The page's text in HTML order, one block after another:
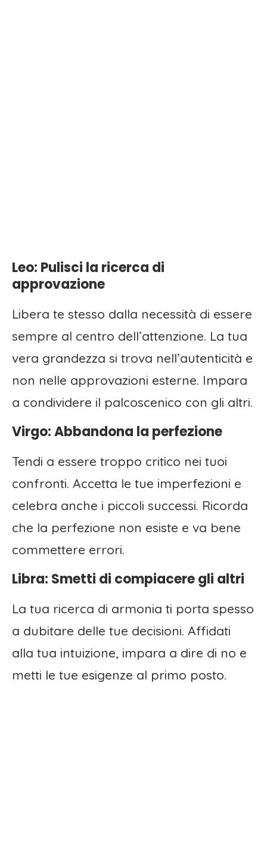
Leo: Pulisci la ricerca di
approvazione
Libera te stesso dalla necessità di essere
sempre al centro dell’attenzione. La tua
vera grandezza si trova nell’autenticità e
non nelle approvazioni esterne. Impara
a condividere il palcoscenico con gli altri.
Virgo: Abbandona la perfezione
Tendi a essere troppo critico nei tuoi
confronti. Accetta le tue imperfezioni e
celebra anche i piccoli successi. Ricorda
che la perfezione non esiste e va bene
commettere errori.
Libra: Smetti di compiacere gli altri
La tua ricerca di armonia ti porta spesso
a dubitare delle tue decisioni. Affidati
alla tua intuizione, impara a dire di no e
metti le tue esigenze al primo posto.